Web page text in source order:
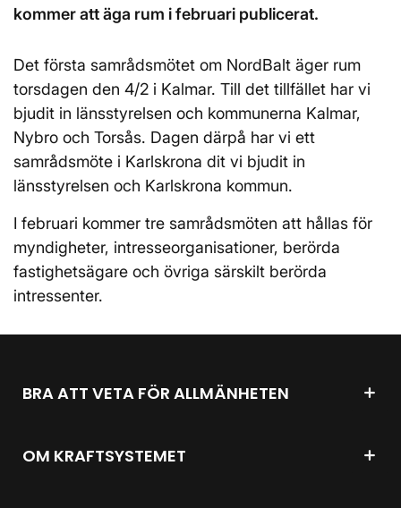
kommer att äga rum i februari publicerat.
Det första samrådsmötet om NordBalt äger rum
torsdagen den 4/2 i Kalmar. Till det tillfället har vi
bjudit in länsstyrelsen och kommunerna Kalmar,
Nybro och Torsås. Dagen därpå har vi ett
samrådsmöte i Karlskrona dit vi bjudit in
länsstyrelsen och Karlskrona kommun.
I februari kommer tre samrådsmöten att hållas för
myndigheter, intresseorganisationer, berörda
fastighetsägare och övriga särskilt berörda
intressenter.
BRA ATT VETA FÖR ALLMÄNHETEN
OM KRAFTSYSTEMET